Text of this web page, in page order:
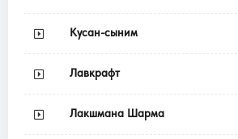
Кусан-сыним
Лавкрафт
Лакшмана Шарма